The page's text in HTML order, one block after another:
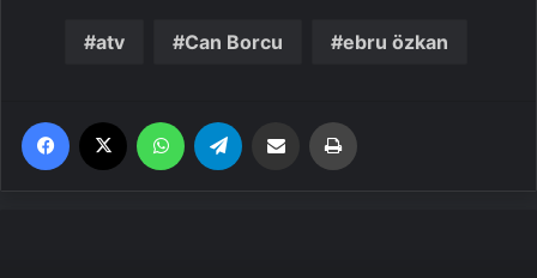
atv Can Borcu ebru özkan
Facebook WhatsApp Email'den paylaş